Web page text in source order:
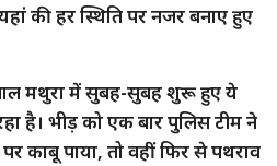
की हर स्थिति पर नजर बनाए हुए
मथुरा में सुबह-सुबह शुरू हुए ये
है। भीड़ को एक बार पुलिस टीम ने
काबू पाया, तो वहीं फिर से पथराव